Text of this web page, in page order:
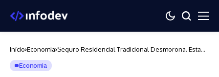
Início Economia Seguro Residencial Tradicional Desmorona. Esta
Economia